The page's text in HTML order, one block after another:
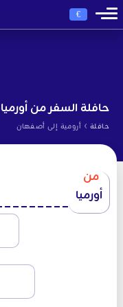
€
حافلة السفر من
حافلة › أرومية إلى أصفهان
من
أورميا